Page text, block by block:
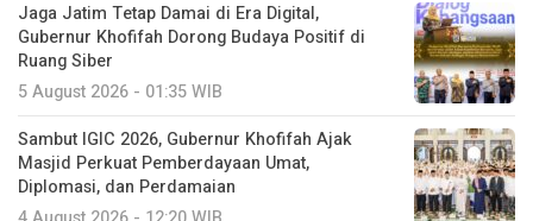
Jaga Jatim Tetap Damai di Era Digital,
Gubernur Khofifah Dorong Budaya Positif di
Ruang Siber
5 August 2026 - 01:35 WIB
Sambut IGIC 2026, Gubernur Khofifah Ajak
Masjid Perkuat Pemberdayaan Umat,
Diplomasi, dan Perdamaian